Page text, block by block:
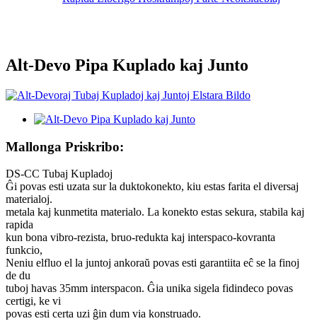
Alt-Devo Pipa Kuplado kaj Junto
Mallonga Priskribo:
DS-CC Tubaj Kupladoj
Ĝi povas esti uzata sur la duktokonekto, kiu estas farita el diversaj
materialoj.
metala kaj kunmetita materialo. La konekto estas sekura, stabila kaj
rapida
kun bona vibro-rezista, bruo-redukta kaj interspaco-kovranta
funkcio,
Neniu elfluo el la juntoj ankoraŭ povas esti garantiita eĉ se la finoj
de du
tuboj havas 35mm interspacon. Ĝia unika sigela fidindeco povas
certigi, ke vi
povas esti certa uzi ĝin dum via konstruado.